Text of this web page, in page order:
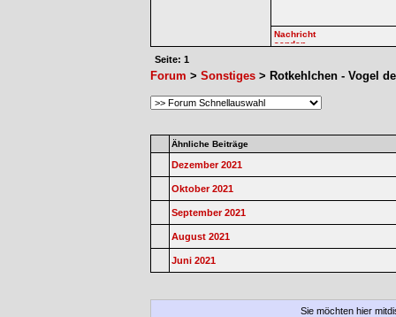
Seite: 1
Forum > Sonstiges > Rotkehlchen - Vogel
Ähnliche Beiträge
Dezember 2021
Oktober 2021
September 2021
August 2021
Juni 2021
Sie möchten hier